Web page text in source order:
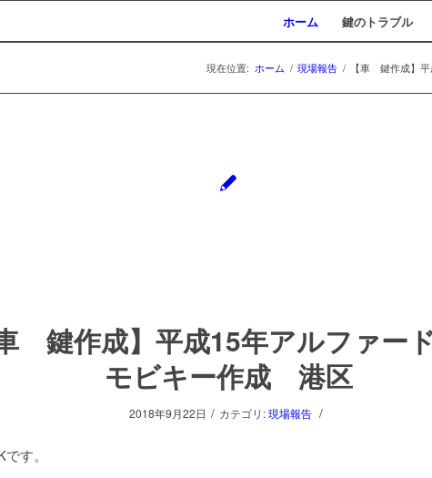
ホーム 鍵のトラブル
現在位置: ホーム / 現場報告 / 【車 鍵作成】
車 鍵作成】平成15年アルファ
モビキー作成 港区
2018年9月22日 / カテゴリ:現場報告 /
す。